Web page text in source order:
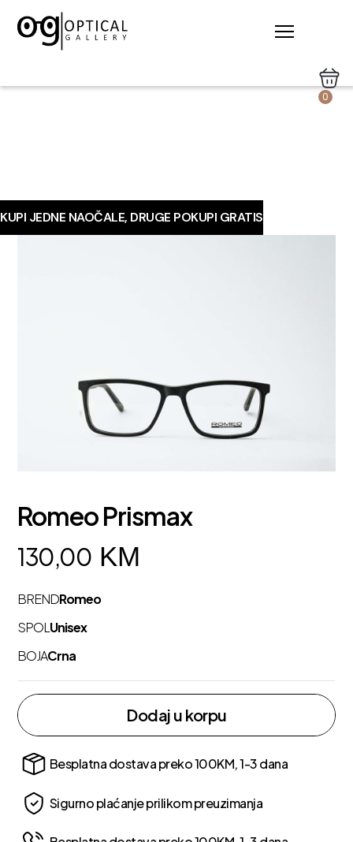
0
KUPI JEDNE NAOČALE, DRUGE POKUPI GRATIS
Romeo Prismax
130,00 KM
BRENDRomeo
SPOL Unisex
BOJACrna
Dodaj u korpu
Besplatna dostava preko 100KM, 1-3 dana
Sigurno plaćanje prilikom preuzimanja